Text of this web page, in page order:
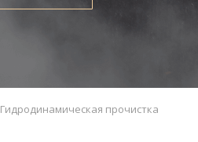
Гидродинамическая прочистка